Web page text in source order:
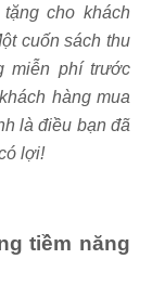
cho khách
cuốn sách thu
miễn phí trước
hàng mua
là điều bạn đã
lợi!
tiềm năng